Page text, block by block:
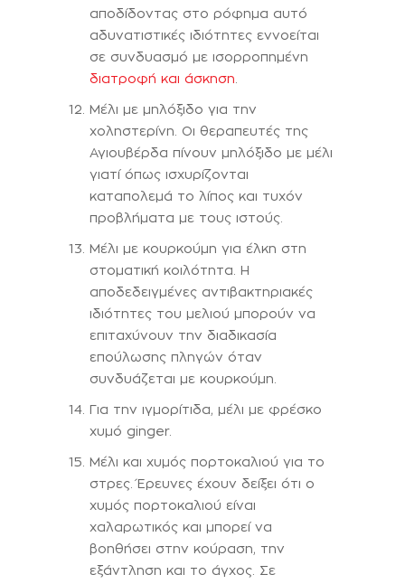
αποδίδοντας στο ρόφημα αυτό
αδυνατιστικές ιδιότητες εννοείται
σε συνδυασμό με ισορροπημένη
διατροφή και άσκηση
Μέλι με μηλόξιδο για την
χοληστερίνη. Οι θεραπευτές της
Αγιουβέρδα πίνουν μηλόξιδο με μέλι
γιατί όπως ισχυρίζονται
καταπολεμά το λίπος και τυχόν
προβλήματα με τους ιστούς.
Μέλι με κουρκούμη για έλκη στη
στοματική κοιλότητα. Η
αποδεδειγμένες αντιβακτηριακές
ιδιότητες του μελιού μπορούν να
επιταχύνουν την διαδικασία
επούλωσης πληγών όταν
συνδυάζεται με κουρκούμη.
Για την ιγμορίτιδα, μέλι με φρέσκο
χυμό ginger.
Μέλι και χυμός πορτοκαλιού για το
στρες. Έρευνες έχουν δείξει ότι ο
χυμός πορτοκαλιού είναι
χαλαρωτικός και μπορεί να
βοηθήσει στην κούραση, την
εξάντληση και το άγχος. Σε